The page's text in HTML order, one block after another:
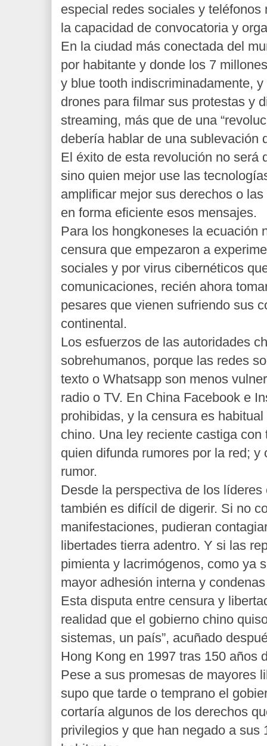
especial redes sociales y
la capacidad de convocatoria y
En la ciudad más conectada del
por habitante y donde los 7
y blue tooth indiscriminadamente,
drones para filmar sus protestas y
streaming, más que de una
debería hablar de una sublevación
El éxito de esta revolución no será
sino quien mejor use las
amplificar mejor sus derechos o
en forma eficiente esos mensajes.
Para los hongkoneses la ecuación
censura que empezaron a
sociales y por virus cibernéticos
comunicaciones, recién ahora
pesares que vienen sufriendo sus
continental.
Los esfuerzos de las autoridades
sobrehumanos, porque las redes
texto o Whatsapp son menos
radio o TV. En China Facebook e
prohibidas, y la censura es
chino. Una ley reciente castiga
quien difunda rumores por la red; y
rumor.
Desde la perspectiva de los
también es difícil de digerir. Si no
manifestaciones, pudieran
libertades tierra adentro. Y si las
pimienta y lacrimógenos, como ya
mayor adhesión interna y
Esta disputa entre censura y
realidad que el gobierno chino
sistemas, un país”, acuñado
Hong Kong en 1997 tras 150 años
Pese a sus promesas de mayores
supo que tarde o temprano el
cortaría algunos de los derechos
privilegios y que han negado a sus